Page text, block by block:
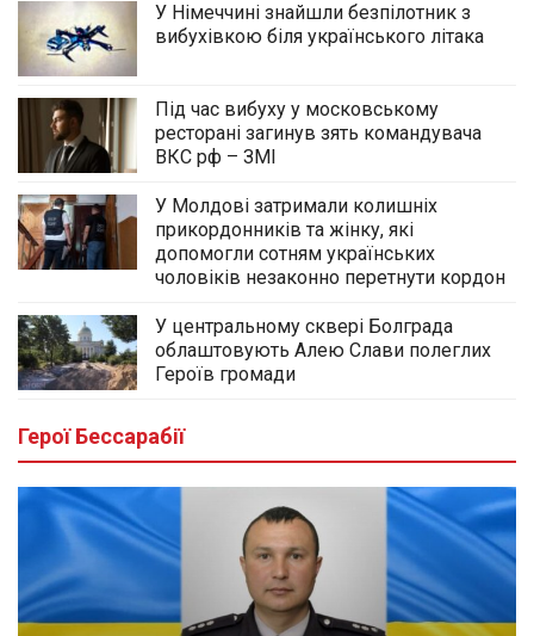
У Німеччині знайшли безпілотник з
вибухівкою біля українського літака
Під час вибуху у московському
ресторані загинув зять командувача
ВКС рф – ЗМІ
У Молдові затримали колишніх
прикордонників та жінку, які
допомогли сотням українських
чоловіків незаконно перетнути кордон
У центральному сквері Болграда
облаштовують Алею Слави полеглих
Героїв громади
Герої Бессарабії